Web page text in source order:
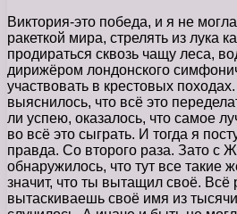
Виктория-это победа, и я не
ракеткой мира, стрелять из лука
продираться сквозь чащу леса,
дирижёром лондонского
участвовать в крестовых
выяснилось, что всё это
ли успею, оказалось, что самое
во всё это сыграть. И тогда я
правда. Со второго раза. Зато с
обнаружилось, что тут все такие
значит, что ты вытащил своё. Всё
вытаскиваешь своё имя из